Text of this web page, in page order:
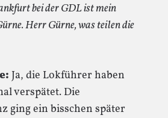
bei der GDL ist mein
Herr Gürne, was teilen die
Ja, die Lokführer haben
verspätet. Die
ging ein bisschen später